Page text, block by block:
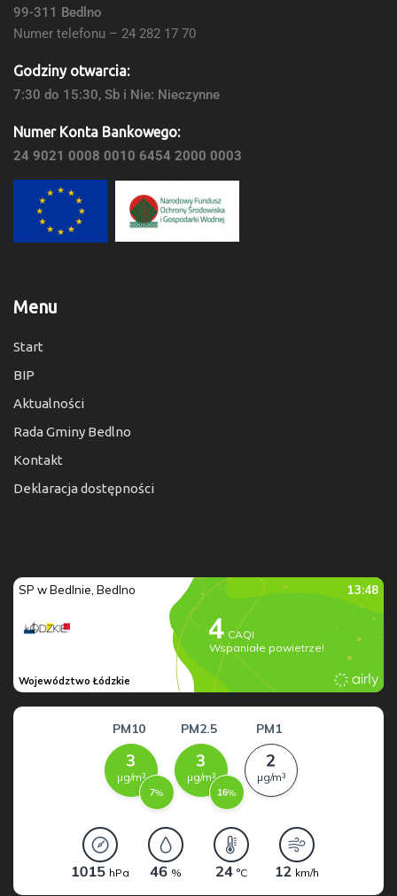
99-311 Bedlno
Numer telefonu – 24 282 17 70
Godziny otwarcia:
7:30 do 15:30, Sb i Nie: Nieczynne
Numer Konta Bankowego:
24 9021 0008 0010 6454 2000 0003
Menu
Start
BIP
Aktualności
Rada Gminy Bedlno
Kontakt
Deklaracja dostępności